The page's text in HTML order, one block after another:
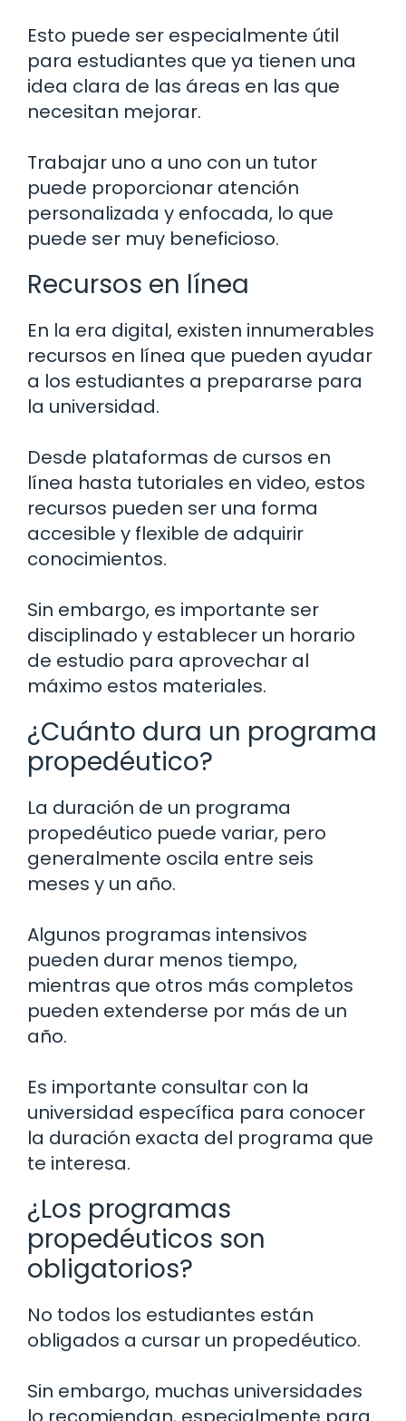
Esto puede ser especialmente útil
para estudiantes que ya tienen una
idea clara de las áreas en las que
necesitan mejorar.
Trabajar uno a uno con un tutor
puede proporcionar atención
personalizada y enfocada, lo que
puede ser muy beneficioso.
Recursos en línea
En la era digital, existen innumerables
recursos en línea que pueden ayudar
a los estudiantes a prepararse para
la universidad.
Desde plataformas de cursos en
línea hasta tutoriales en video, estos
recursos pueden ser una forma
accesible y flexible de adquirir
conocimientos.
Sin embargo, es importante ser
disciplinado y establecer un horario
de estudio para aprovechar al
máximo estos materiales.
¿Cuánto dura un programa
propedéutico?
La duración de un programa
propedéutico puede variar, pero
generalmente oscila entre seis
meses y un año.
Algunos programas intensivos
pueden durar menos tiempo,
mientras que otros más completos
pueden extenderse por más de un
año.
Es importante consultar con la
universidad específica para conocer
la duración exacta del programa que
te interesa.
¿Los programas
propedéuticos son
obligatorios?
No todos los estudiantes están
obligados a cursar un propedéutico.
Sin embargo, muchas universidades